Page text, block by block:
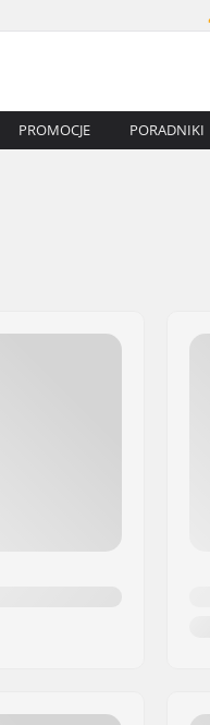
PROMOCJE PORADNIKI